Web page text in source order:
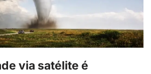
via satélite é